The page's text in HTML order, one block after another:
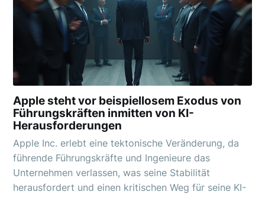
Apple steht vor beispiellosem Exodus von
Führungskräften inmitten von KI-
Herausforderungen
Apple Inc. erlebt eine tektonische Veränderung, da
führende Führungskräfte und Ingenieure das
Unternehmen verlassen, was seine Stabilität
herausfordert und einen kritischen Weg für seine KI-